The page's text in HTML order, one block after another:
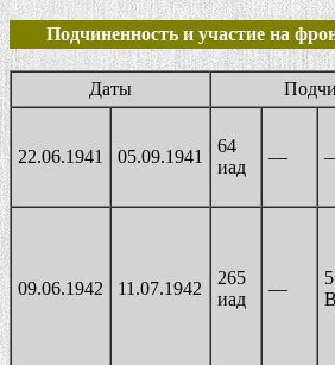
Подчиненность и участие на
Даты
22.06.1941 05.09.1941
64
иад
—
09.06.1942 11.07.1942
265
иад
—
5